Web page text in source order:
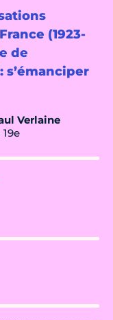
(1923-
de
Verlaine